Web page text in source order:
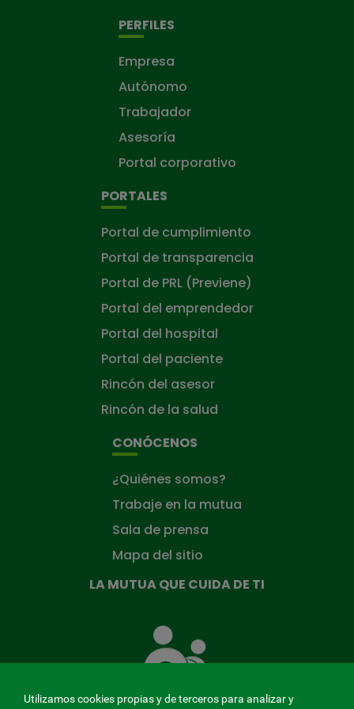
PERFILES
Empresa
Autónomo
Trabajador
Asesoría
Portal corporativo
PORTALES
Portal de cumplimiento
Portal de transparencia
Portal de PRL (Previene)
Portal del emprendedor
Portal del hospital
Portal del paciente
Rincón del asesor
Rincón de la salud
CONÓCENOS
¿Quiénes somos?
Trabaje en la mutua
Sala de prensa
Mapa del sitio
LA MUTUA QUE CUIDA DE TI
Mutua
que
Utilizamos cookies propias y de terceros para analizar y